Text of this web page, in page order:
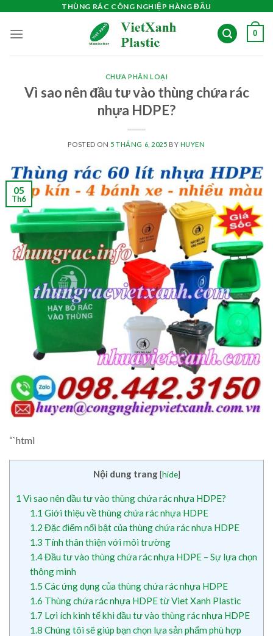
content
THÙNG RÁC CÔNG NGHIỆP HÀNG ĐẦU
0
CHƯA PHÂN LOẠI
Vì sao nên đầu tư vào thùng chứa rác
nhựa HDPE?
POSTED ON 5 THÁNG 6, 2025 BY HUYEN
05
Th6
“`html
Nội dung trang [hide]
1 Vì sao nên đầu tư vào thùng chứa rác nhựa HDPE?
1.1 Giới thiệu về thùng chứa rác nhựa HDPE
1.2 Đặc điểm nổi bật của thùng chứa rác nhựa HDPE
1.3 Tính thân thiện với môi trường
1.4Đầu tư vào thùng chứa rác nhựa HDPE – Sự lựa chọn
thông minh
1.5 Các ứng dụng của thùng chứa rác nhựa HDPE
1.6 Thùng chứa rác nhựa HDPE từ Viet Xanh Plastic
1.7 Lợi ích kinh tế khi đầu tư vào thùng rác nhựa HDPE
1.8 Chúng tôi sẽ giúp bạn chọn lựa sản phẩm phù hợp